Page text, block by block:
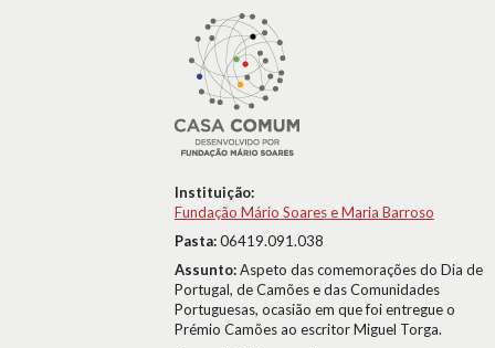
Instituição:
Fundação Mário Soares e Maria Barroso
Pasta:06419.091.038
Assunto:Aspeto das comemorações do Dia de
Portugal, de Camões e das Comunidades
Portuguesas, ocasião em que foi entregue o
Prémio Camões ao escritor Miguel Torga.